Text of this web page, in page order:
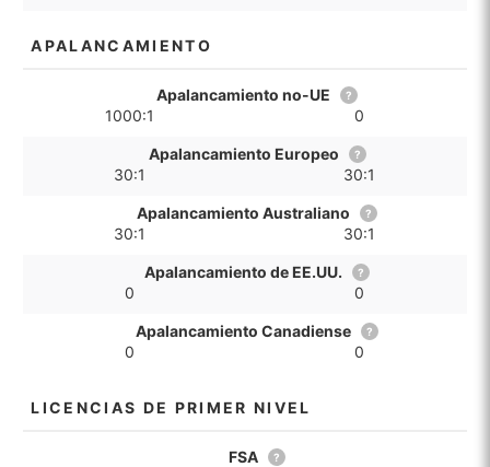
APALANCAMIENTO
Apalancamiento no-UE ?
1000:1 0
Apalancamiento Europeo ?
30:1 30:1
Apalancamiento Australiano ?
30:1 30:1
Apalancamiento de EE.UU. ?
0 0
Apalancamiento Canadiense ?
0 0
LICENCIAS DE PRIMER NIVEL
FSA ?